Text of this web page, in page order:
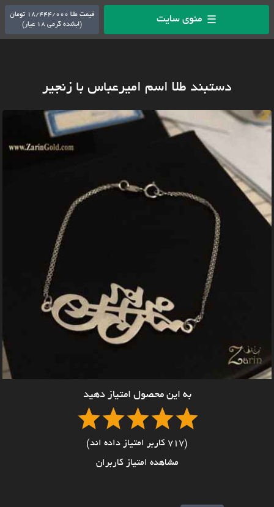
☰ منوی سایت
قیمت طلا 18/444/000 تومان
(ابشده گرمی 18 عیار)
دستبند طلا اسم امیرعباس با زنجیر
به این محصول امتیاز دهید
(717 کاربر امتیاز داده اند)
مشاهده امتیاز کاربران